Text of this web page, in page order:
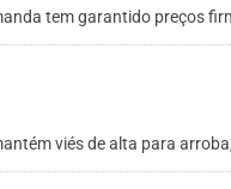
tem garantido preços
viés de alta para